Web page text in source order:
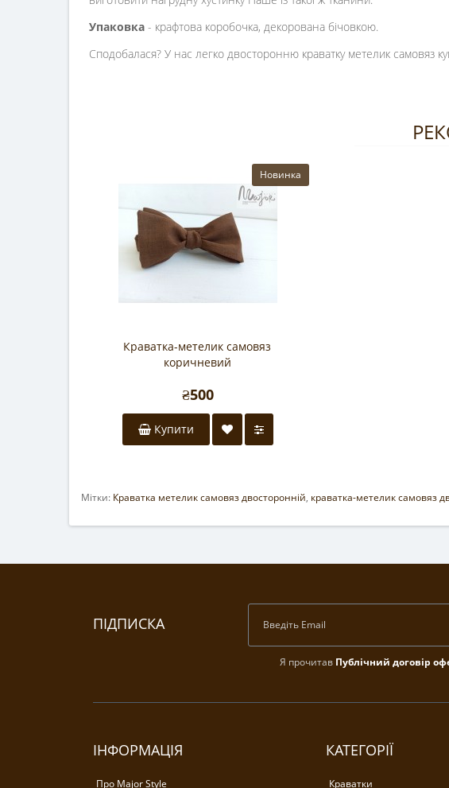
Упаковка - крафтова коробочка, декорована бічовкою.
Сподобалася? У нас легко двосторонню краватку метелик самовяз
Новинка
Краватка-метелик самовяз
коричневий
₴500
Купити
Мітки: Краватка метелик самовяз двосторонній, краватка-метелик самовяз
ПІДПИСКА
Я прочитав Публічний договір
ІНФОРМАЦІЯ
Про Major Style
КАТЕГОРІЇ
Краватки